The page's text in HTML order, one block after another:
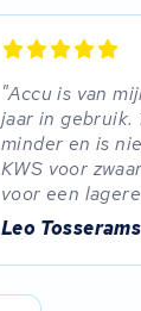
Accu is van
jaar in gebruik.
minder en is
KWS voor
voor een
Leo Tosserams